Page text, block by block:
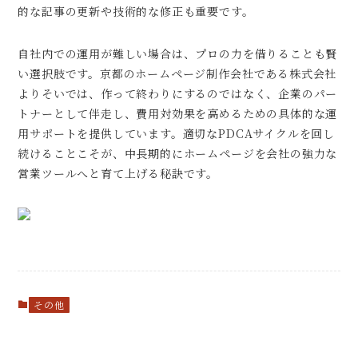
的な記事の更新や技術的な修正も重要です。
自社内での運用が難しい場合は、プロの力を借りることも賢
い選択肢です。京都のホームページ制作会社である株式会社
よりそいでは、作って終わりにするのではなく、企業のパー
トナーとして伴走し、費用対効果を高めるための具体的な運
用サポートを提供しています。適切なPDCAサイクルを回し
続けることこそが、中長期的にホームページを会社の強力な
営業ツールへと育て上げる秘訣です。
その他